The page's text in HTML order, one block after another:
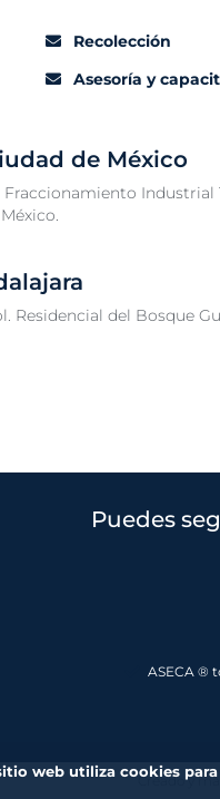
Recolección
Asesoría y
de México
Fraccionamiento Industrial
Residencial del Bosque
Puedes
ASECA ®
Creado y
web utiliza cookies